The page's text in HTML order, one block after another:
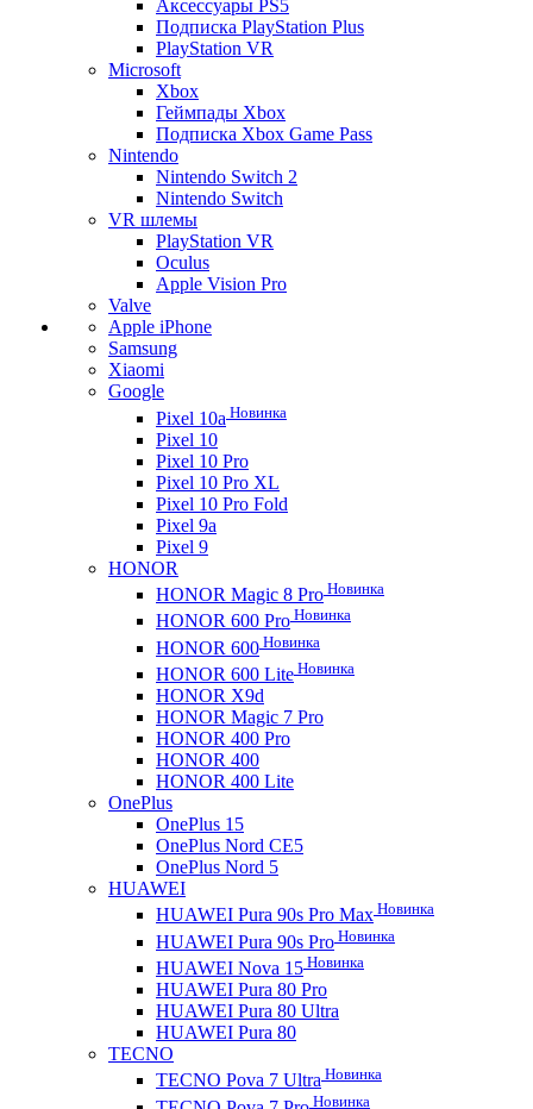
Аксессуары PS5
Подписка PlayStation Plus
PlayStation VR
Microsoft
Xbox
Геймпады Xbox
Подписка Xbox Game Pass
Nintendo
Nintendo Switch 2
Nintendo Switch
VR шлемы
PlayStation VR
Oculus
Apple Vision Pro
Valve
Apple iPhone
Samsung
Xiaomi
Google
Pixel 10a Новинка
Pixel 10
Pixel 10 Pro
Pixel 10 Pro XL
Pixel 10 Pro Fold
Pixel 9a
Pixel 9
HONOR
HONOR Magic 8 Pro Новинка
HONOR 600 Pro Новинка
HONOR 600 Новинка
HONOR 600 Lite Новинка
HONOR X9d
HONOR Magic 7 Pro
HONOR 400 Pro
HONOR 400
HONOR 400 Lite
OnePlus
OnePlus 15
OnePlus Nord CE5
OnePlus Nord 5
HUAWEI
HUAWEI Pura 90s Pro Max Новинка
HUAWEI Pura 90s Pro Новинка
HUAWEI Nova 15 Новинка
HUAWEI Pura 80 Pro
HUAWEI Pura 80 Ultra
HUAWEI Pura 80
TECNO
TECNO Pova 7 Ultra Новинка
Новинка